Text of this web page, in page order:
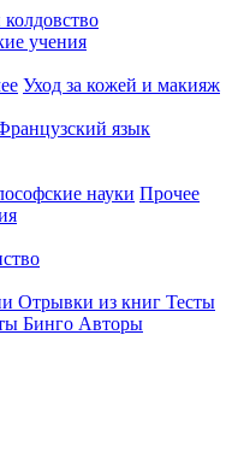
учения
Уход за кожей и макияж
язык
науки Прочее
Отрывки из книг Тесты
Бинго Авторы